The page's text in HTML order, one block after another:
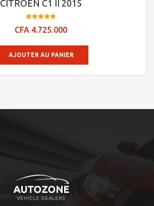
CITROEN C1 II 2015
4.84
CFA 4.725.000
AJOUTER AU PANIER